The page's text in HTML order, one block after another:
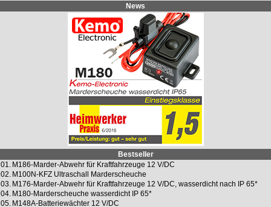
News
Bestseller
01.
M186-Marder-Abwehr für Kraftfahrzeuge 12 V/DC
02. M100N-KFZ Ultraschall Marderscheuche
03. M176-Marder-Abwehr für Kraftfahrzeuge 12 V/DC, wasserdicht nach IP 65*
04. M180-Marderscheuche wasserdicht IP 65*
05. M148A-Batteriewächter 12 V/DC